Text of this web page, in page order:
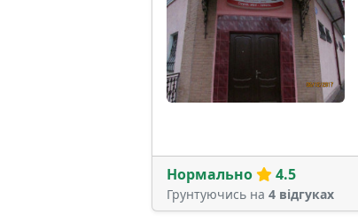
Нормально 4.5
Грунтуючись на 4 відгуках